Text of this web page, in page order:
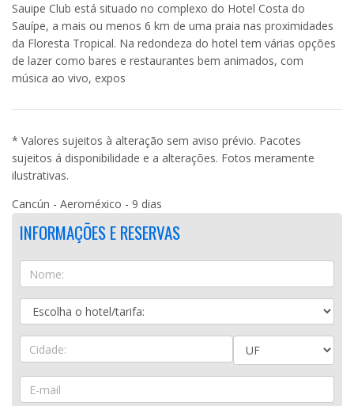
Sauipe Club está situado no complexo do Hotel Costa do
Sauípe, a mais ou menos 6 km de uma praia nas proximidades
da Floresta Tropical. Na redondeza do hotel tem várias opções
de lazer como bares e restaurantes bem animados, com
música ao vivo, expos
* Valores sujeitos à alteração sem aviso prévio. Pacotes
sujeitos á disponibilidade e a alterações. Fotos meramente
ilustrativas.
Cancún - Aeroméxico - 9 dias
INFORMAÇÕES E RESERVAS